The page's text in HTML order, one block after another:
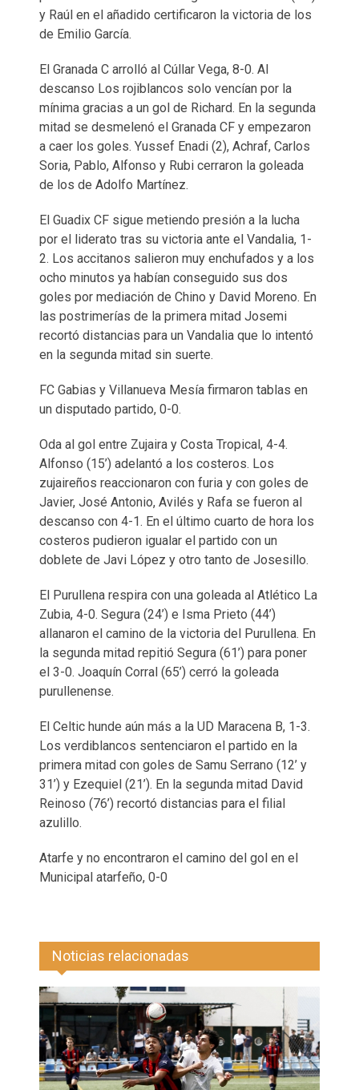
y Raúl en el añadido certificaron la victoria de los
de Emilio García.
El Granada C arrolló al Cúllar Vega, 8-0. Al
descanso Los rojiblancos solo vencían por la
mínima gracias a un gol de Richard. En la segunda
mitad se desmelenó el Granada CF y empezaron
a caer los goles. Yussef Enadi (2), Achraf, Carlos
Soria, Pablo, Alfonso y Rubi cerraron la goleada
de los de Adolfo Martínez.
El Guadix CF sigue metiendo presión a la lucha
por el liderato tras su victoria ante el Vandalia, 1-
2. Los accitanos salieron muy enchufados y a los
ocho minutos ya habían conseguido sus dos
goles por mediación de Chino y David Moreno. En
las postrimerías de la primera mitad Josemi
recortó distancias para un Vandalia que lo intentó
en la segunda mitad sin suerte.
FC Gabias y Villanueva Mesía firmaron tablas en
un disputado partido, 0-0.
Oda al gol entre Zujaira y Costa Tropical, 4-4.
Alfonso (15’) adelantó a los costeros. Los
zujaireños reaccionaron con furia y con goles de
Javier, José Antonio, Avilés y Rafa se fueron al
descanso con 4-1. En el último cuarto de hora los
costeros pudieron igualar el partido con un
doblete de Javi López y otro tanto de Josesillo.
El Purullena respira con una goleada al Atlético La
Zubia, 4-0. Segura (24’) e Isma Prieto (44’)
allanaron el camino de la victoria del Purullena. En
la segunda mitad repitió Segura (61’) para poner
el 3-0. Joaquín Corral (65’) cerró la goleada
purullenense.
El Celtic hunde aún más a la UD Maracena B, 1-3.
Los verdiblancos sentenciaron el partido en la
primera mitad con goles de Samu Serrano (12’ y
31’) y Ezequiel (21’). En la segunda mitad David
Reinoso (76’) recortó distancias para el filial
azulillo.
Atarfe y no encontraron el camino del gol en el
Municipal atarfeño, 0-0
Noticias relacionadas